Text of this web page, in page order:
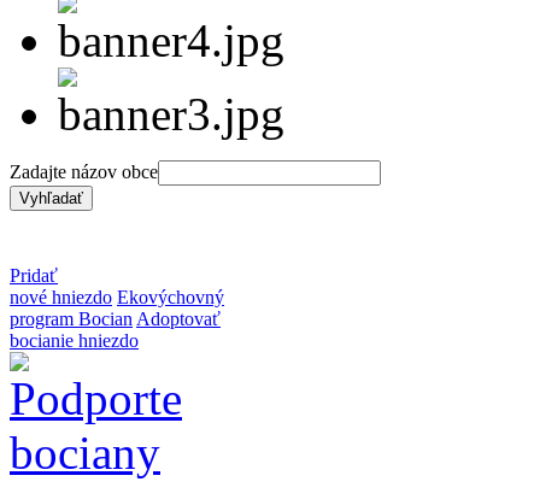
Zadajte názov obce
Pridať
nové hniezdo Ekovýchovný
program Bocian Adoptovať
bocianie hniezdo